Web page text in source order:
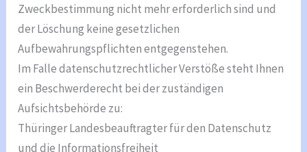
Zweckbestimmung nicht mehr erforderlich sind und
der Löschung keine gesetzlichen
Aufbewahrungspflichten entgegenstehen.
Im Falle datenschutzrechtlicher Verstöße steht Ihnen
ein Beschwerderecht bei der zuständigen
Aufsichtsbehörde zu:
Thüringer Landesbeauftragter für den Datenschutz
und die Informationsfreiheit